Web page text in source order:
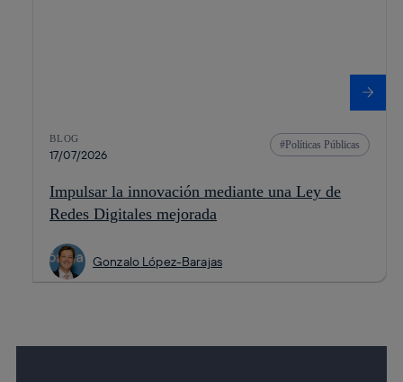
BLOG
17/07/2026
Políticas Públicas
Impulsar la innovación mediante una Ley de
Redes Digitales mejorada
Gonzalo López-Barajas